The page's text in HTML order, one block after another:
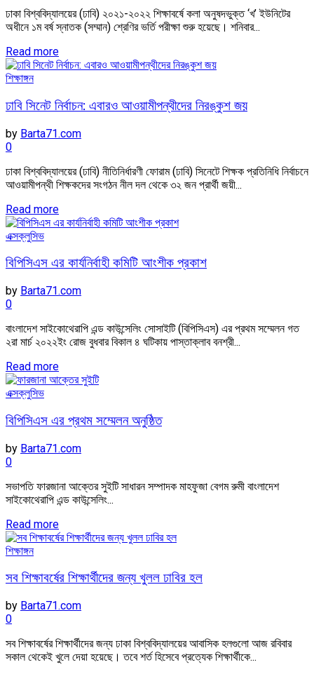
ঢাকা বিশ্ববিদ্যালয়ের (ঢাবি) ২০২১-২০২২ শিক্ষাবর্ষে কলা অনুষদভুক্ত ‘খ’ ইউনিটের
অধীনে ১ম বর্ষ স্নাতক (সম্মান) শ্রেণির ভর্তি পরীক্ষা শুরু হয়েছে। শনিবার...
Read more
শিক্ষাঙ্গন
ঢাবি সিনেট নির্বাচন: এবারও আওয়ামীপন্থীদের নিরঙ্কুশ জয়
by Barta71.com
0
ঢাকা বিশ্ববিদ্যালয়ের (ঢাবি) নীতিনির্ধারণী ফোরাম (ঢাবি) সিনেটে শিক্ষক প্রতিনিধি নির্বাচনে
আওয়ামীপন্থী শিক্ষকদের সংগঠন নীল দল থেকে ৩২ জন প্রার্থী জয়ী...
Read more
এক্সক্লুসিভ
বিপিসিএস এর কার্যনির্বাহী কমিটি আংশীক প্রকাশ
by Barta71.com
0
বাংলাদেশ সাইকোথেরাপি এন্ড কাউন্সেলিং সোসাইটি (বিপিসিএস) এর প্রথম সম্মেলন গত
২রা মার্চ ২০২২ইং রোজ বুধবার বিকাল ৪ ঘটিকায় পাস্তাক্লাব বনশ্রী...
Read more
এক্সক্লুসিভ
বিপিসিএস এর প্রথম সম্মেলন অনুষ্ঠিত
by Barta71.com
0
সভাপতি ফারজানা আক্তের সুইটি সাধারন সম্পাদক মাহফুজা বেগম রুমী বাংলাদেশ
সাইকোথেরাপি এন্ড কাউন্সেলিং...
Read more
শিক্ষাঙ্গন
সব শিক্ষাবর্ষের শিক্ষার্থীদের জন্য খুলল ঢাবির হল
by Barta71.com
0
সব শিক্ষাবর্ষের শিক্ষার্থীদের জন্য ঢাকা বিশ্ববিদ্যালয়ের আবাসিক হলগুলো আজ রবিবার
সকাল থেকেই খুলে দেয়া হয়েছে। তবে শর্ত হিসেবে প্রত্যেক শিক্ষার্থীকে...